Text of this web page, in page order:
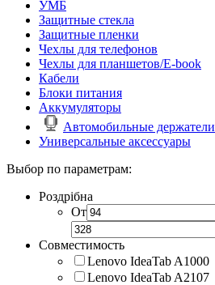
УМБ
Защитные стекла
Защитные пленки
Чехлы для телефонов
Чехлы для планшетов/E-book
Кабели
Блоки питания
Аккумуляторы
Автомобильные держатели
Универсальные аксессуары
Выбор по параметрам:
Роздрібна
От
Совместимость
Lenovo IdeaTab A1000
Lenovo IdeaTab A2107